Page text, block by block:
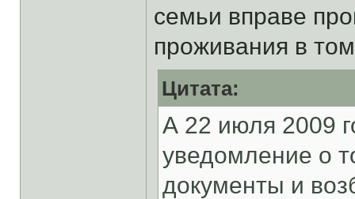
семьи вправе
проживания в
Цитата:
А 22 июля 2009
уведомление о
документы и